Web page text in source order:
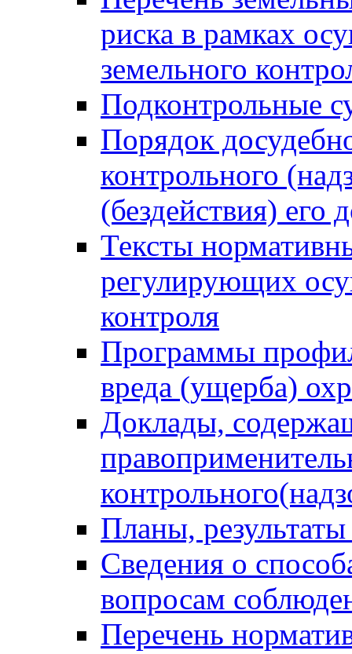
риска в рамках
земельного
Подконтрольные
Порядок
контрольного
(бездействия)
Тексты
регулирующих
контроля
Программы
вреда (ущерба)
Доклады,
Планы,
Сведения о
вопросам
Перечень